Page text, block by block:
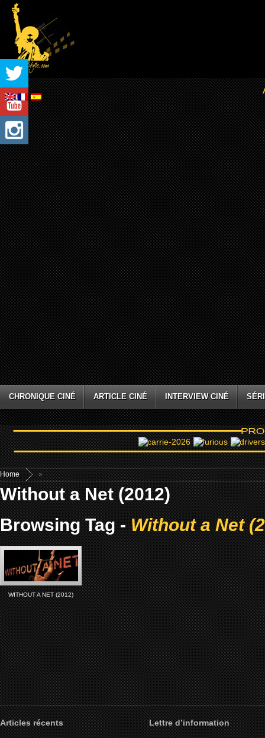
CHRONIQUE CINÉ ARTICLE CINÉ INTERVIEW CINÉ
Home »
Without a Net (2012)
Browsing Tag -Without a Net
WITHOUT A NET (2012)
Articles récents Lettre d’information